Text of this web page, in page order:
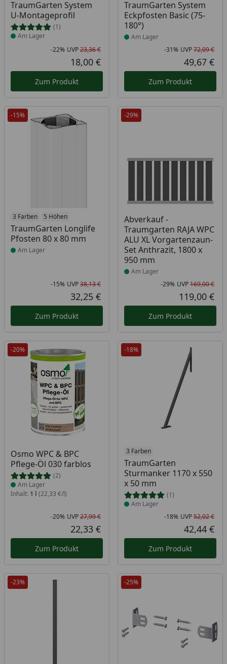
TraumGarten System
U-Montageprofil
(1)
Am Lager
Rabatt in Prozent
-22%
Ursprünglicher Preis
UVP23,36 €
Aktueller Preis
18,00 €
Zum Produkt
TraumGarten System
Eckpfosten Basic (75-
180°)
Am Lager
-31% UVP72,09 €
49,67 €
Zum Produkt
-15%
3 Farben 5 Höhen
TraumGarten Longlife
Pfosten 80 x 80 mm
Produkt am Lager
Am Lager
Rabatt in Prozent
-15%
Ursprünglicher Preis
UVP38,13 €
Aktueller Preis
32,25 €
Zum Produkt
-29%
Abverkauf -
Traumgarten RAJA WPC
ALU XL Vorgartenzaun-
Set Anthrazit, 1800 x
950 mm
Produkt am Lager
Am Lager
-29% UVP169,00 €
119,00 €
Zum Produkt
-20%
Osmo WPC & BPC
Pflege-Öl 030 farblos
(2)
Produkt am Lager
Am Lager
Inhalt: 1 l (22,33 €/l)
Rabatt in Prozent
-20%
Ursprünglicher Preis
UVP27,99 €
Aktueller Preis
22,33 €
Zum Produkt
-18%
3 Farben
TraumGarten
Sturmanker 1170 x 550
x 50 mm
(1)
Produkt am Lager
Am Lager
-18% UVP52,02 €
42,44 €
Zum Produkt
-23% -25%